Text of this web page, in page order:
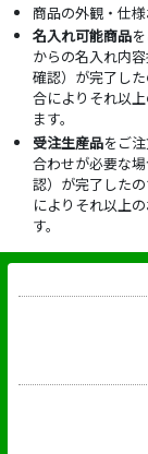
商品の外観・仕
名入れ可能商品
からの名入れ内
確認）が完了し
合によりそれ以
ます。
受注生産品をご
合わせが必要な
認）が完了した
によりそれ以上
す。